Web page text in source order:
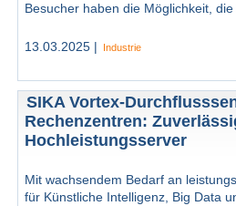
Besucher haben die Möglichkeit, die
13.03.2025 | Industrie
SIKA Vortex-
Rechenzentren:
Hochleistungsserver
Mit wachsendem Bedarf an
für Künstliche Intelligenz, Big Data